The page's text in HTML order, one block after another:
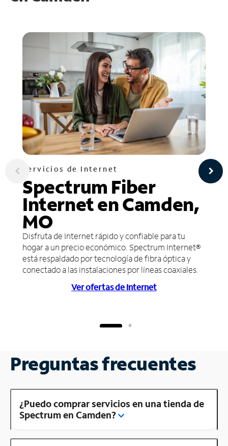
Servicios de Internet
Spectrum Fiber
Internet en Camden,
MO
Disfruta de Internet rápido y confiable para tu
hogar a un precio económico. Spectrum Internet®
está respaldado por tecnología de fibra óptica y
conectado a las instalaciones por líneas coaxiales.
Ver ofertas de Internet
Preguntas frecuentes
¿Puedo comprar servicios en una tienda de
Spectrum en Camden?